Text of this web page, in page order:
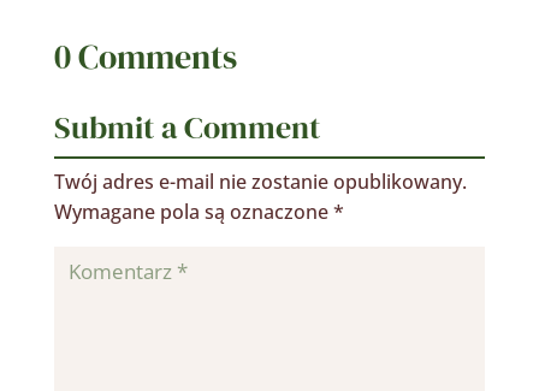
0 Comments
Submit a Comment
Twój adres e-mail nie zostanie opublikowany.
Wymagane pola są oznaczone*